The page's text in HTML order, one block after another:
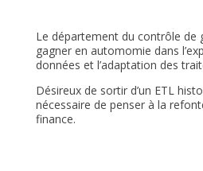
Le département du contrôle de
gagner en automomie dans
données et l’adaptation des
Désireux de sortir d’un ETL
nécessaire de penser à la
finance.